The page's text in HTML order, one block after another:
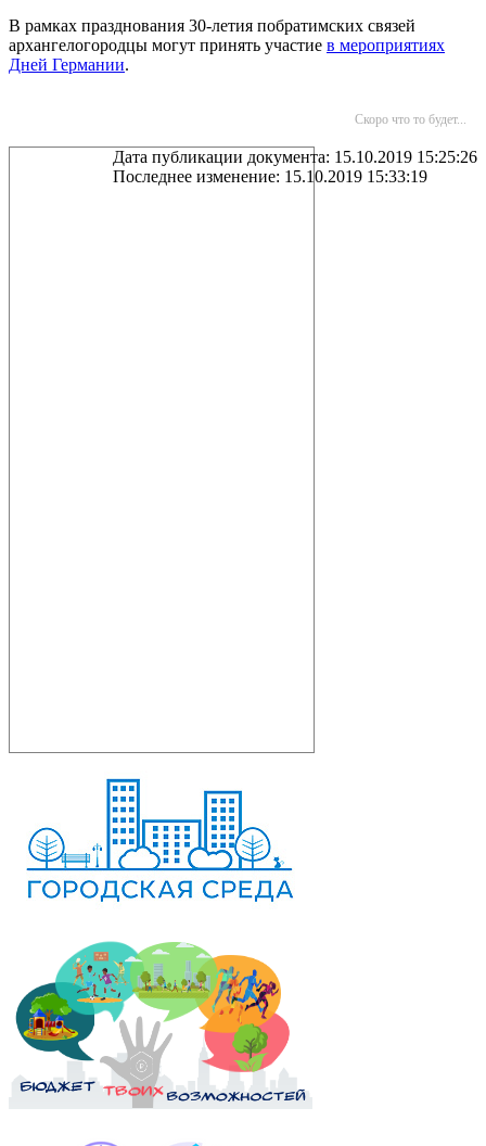
В рамках празднования 30-летия побратимских связей
архангелогородцы могут принять участие в мероприятиях
Дней Германии.
Скоро что то будет...
Дата публикации документа: 15.10.2019 15:25:26
Последнее изменение: 15.10.2019 15:33:19